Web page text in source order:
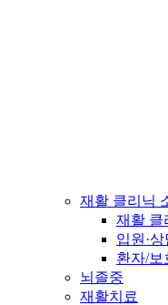
재활 클리닉
재활 클
입원·
환자/보
뇌졸중
재활치료